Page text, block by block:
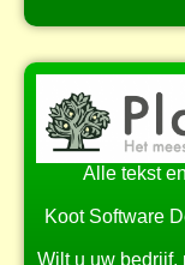
Alle tekst
Koot Software
Wilt u uw bedrijf,